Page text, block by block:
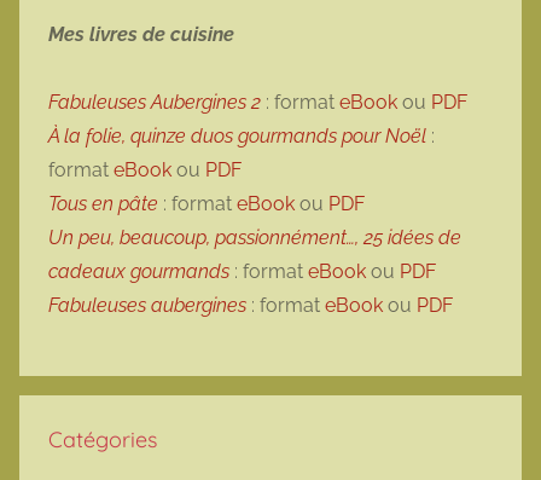
Mes livres de cuisine
Fabuleuses Aubergines 2 : format eBook ou PDF
À la folie, quinze duos gourmands pour Noël :
format eBook ou PDF
Tous en pâte : format eBook ou PDF
Un peu, beaucoup, passionnément…, 25 idées de
cadeaux gourmands : format eBook ou PDF
Fabuleuses aubergines : format eBook ou PDF
Catégories